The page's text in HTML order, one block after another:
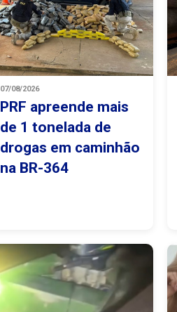
07/08/2026
PRF apreende mais
de 1 tonelada de
drogas em caminhão
na BR-364